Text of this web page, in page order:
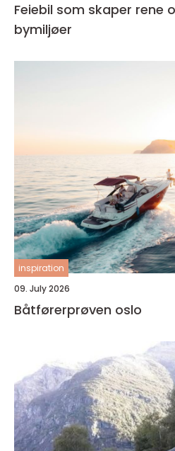
Feiebil som skaper rene
bymiljøer
inspiration
09. July 2026
Båtførerprøven oslo